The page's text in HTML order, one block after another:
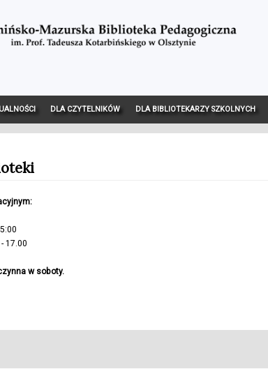
DLA CZYTELNIKÓW DLA BIBLIOTEKARZY SZKOLNYCH
17.00
w soboty.